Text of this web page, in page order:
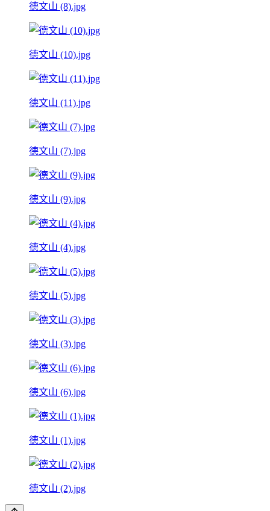
德文山 (8).jpg
德文山 (10).jpg
德文山 (11).jpg
德文山 (7).jpg
德文山 (9).jpg
德文山 (4).jpg
德文山 (5).jpg
德文山 (3).jpg
德文山 (6).jpg
德文山 (1).jpg
德文山 (2).jpg